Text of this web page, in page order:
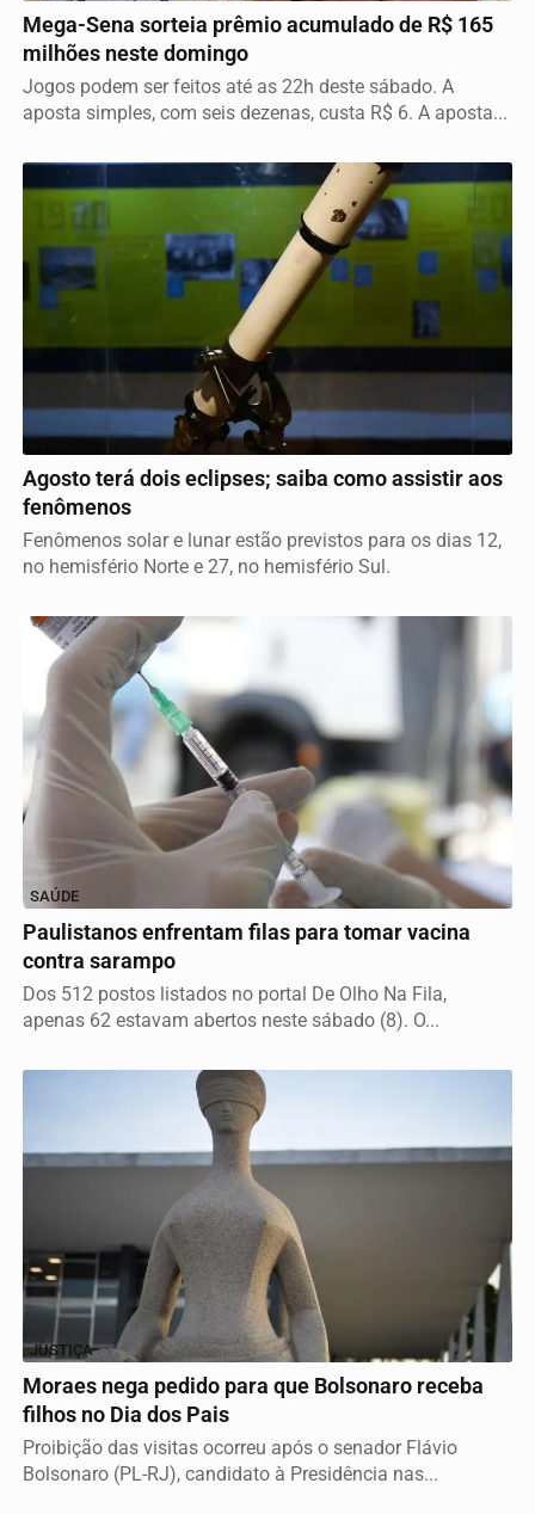
Mega-Sena sorteia prêmio acumulado de R$ 165
milhões neste domingo
Jogos podem ser feitos até as 22h deste sábado. A
aposta simples, com seis dezenas, custa R$ 6. A aposta...
GERAL
Agosto terá dois eclipses; saiba como assistir aos
fenômenos
Fenômenos solar e lunar estão previstos para os dias 12,
no hemisfério Norte e 27, no hemisfério Sul.
SAÚDE
Paulistanos enfrentam filas para tomar vacina
contra sarampo
Dos 512 postos listados no portal De Olho Na Fila,
apenas 62 estavam abertos neste sábado (8). O...
JUSTIÇA
Moraes nega pedido para que Bolsonaro receba
filhos no Dia dos Pais
Proibição das visitas ocorreu após o senador Flávio
Bolsonaro (PL-RJ), candidato à Presidência nas...